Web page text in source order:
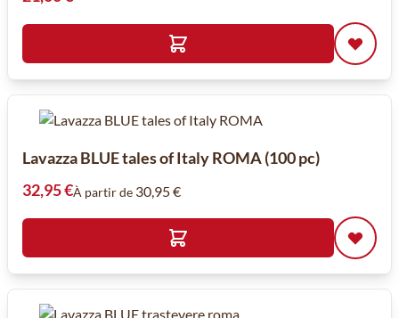
Lavazza BLUE tales of Italy ROMA (100 pc)
32,95 €À partir de 30,95 €